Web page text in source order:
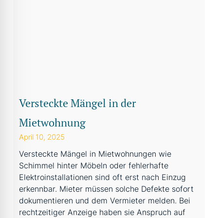
Versteckte Mängel in der
Mietwohnung
April 10, 2025
Versteckte Mängel in Mietwohnungen wie
Schimmel hinter Möbeln oder fehlerhafte
Elektroinstallationen sind oft erst nach Einzug
erkennbar. Mieter müssen solche Defekte sofort
dokumentieren und dem Vermieter melden. Bei
rechtzeitiger Anzeige haben sie Anspruch auf